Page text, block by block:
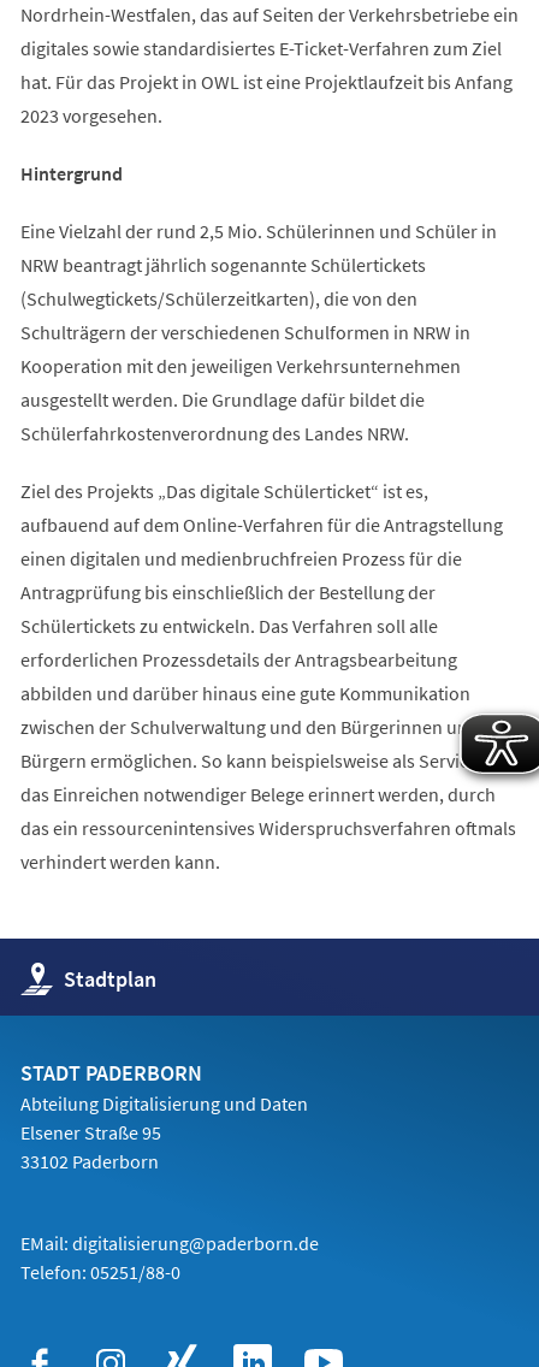
Nordrhein-Westfalen, das auf Seiten der Verkehrsbetriebe ein
digitales sowie standardisiertes E-Ticket-Verfahren zum Ziel
hat. Für das Projekt in OWL ist eine Projektlaufzeit bis Anfang
2023 vorgesehen.
Hintergrund
Eine Vielzahl der rund 2,5 Mio. Schülerinnen und Schüler in
NRW beantragt jährlich sogenannte Schülertickets
(Schulwegtickets/Schülerzeitkarten), die von den
Schulträgern der verschiedenen Schulformen in NRW in
Kooperation mit den jeweiligen Verkehrsunternehmen
ausgestellt werden. Die Grundlage dafür bildet die
Schülerfahrkostenverordnung des Landes NRW.
Ziel des Projekts „Das digitale Schülerticket“ ist es,
aufbauend auf dem Online-Verfahren für die Antragstellung
einen digitalen und medienbruchfreien Prozess für die
Antragprüfung bis einschließlich der Bestellung der
Schülertickets zu entwickeln. Das Verfahren soll alle
erforderlichen Prozessdetails der Antragsbearbeitung
abbilden und darüber hinaus eine gute Kommunikation
zwischen der Schulverwaltung und den Bürgerinnen und
Bürgern ermöglichen. So kann beispielsweise als Service an
das Einreichen notwendiger Belege erinnert werden, durch
das ein ressourcenintensives Widerspruchsverfahren oftmals
verhindert werden kann.
Stadtplan
(Öffnet
in
einem
Tab)
STADT PADERBORN
Abteilung Digitalisierung und Daten
Elsener Straße 95
33102 Paderborn
EMail: digitalisierung@paderborn.de
Telefon: 05251/88-0